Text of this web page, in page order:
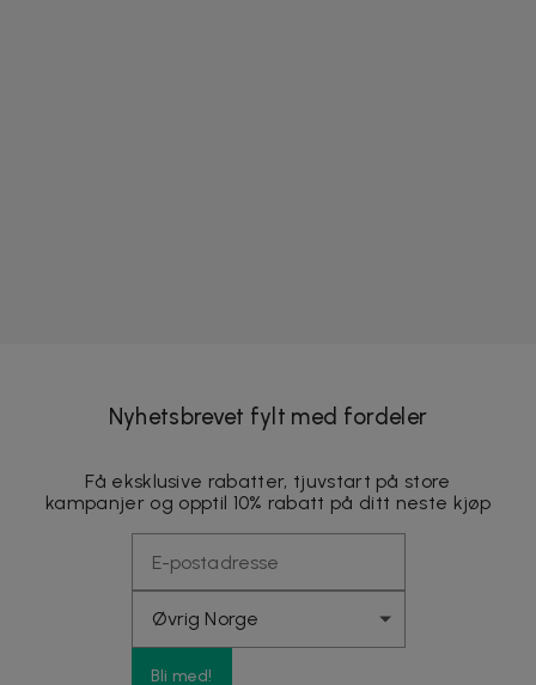
Nyhetsbrevet fylt med fordeler
Få eksklusive rabatter, tjuvstart på store
kampanjer og opptil 10% rabatt på ditt neste kjøp
Bli med!